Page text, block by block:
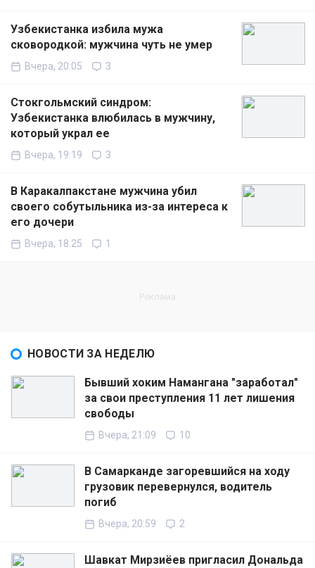
Узбекистанка избила мужа
сковородкой: мужчина чуть не умер
Вчера, 20:05 3
Стокгольмский синдром:
Узбекистанка влюбилась в мужчину,
который украл ее
Вчера, 19:19 3
В Каракалпакстане мужчина убил
своего собутыльника из-за интереса к
его дочери
Вчера, 18:25 1
НОВОСТИ ЗА НЕДЕЛЮ
Бывший хоким Намангана "заработал"
за свои преступления 11 лет лишения
свободы
Вчера, 21:09 10
В Самарканде загоревшийся на ходу
грузовик перевернулся, водитель
погиб
Вчера, 20:59 2
Шавкат Мирзиёев пригласил Дональда